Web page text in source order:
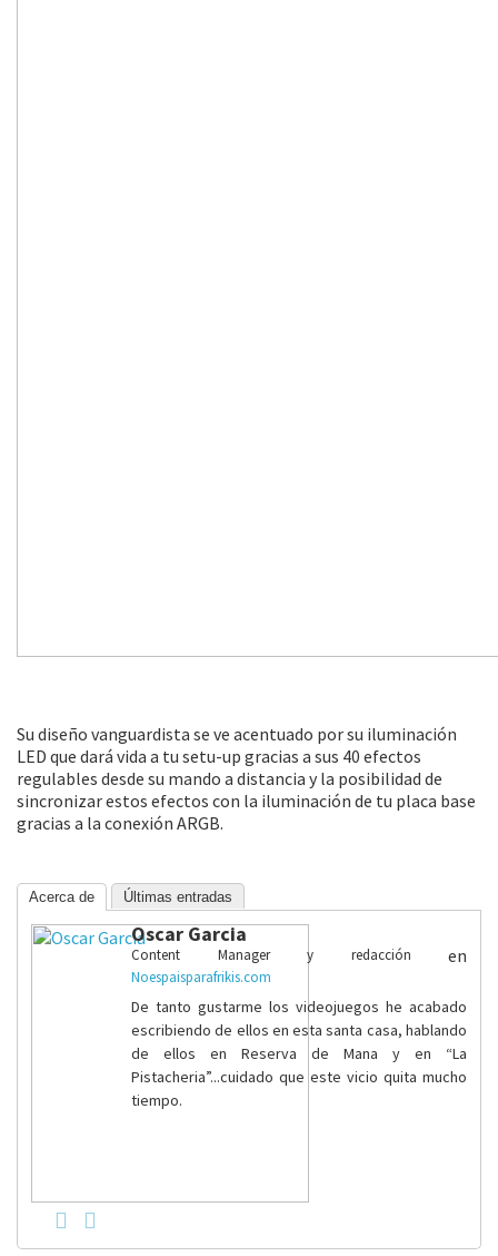
Su diseño vanguardista se ve acentuado por su iluminación
LED que dará vida a tu setu-up gracias a sus 40 efectos
regulables desde su mando a distancia y la posibilidad de
sincronizar estos efectos con la iluminación de tu placa base
gracias a la conexión ARGB.
Acerca de Últimas entradas
Oscar Garcia
Content Manager y redacción en
Noespaisparafrikis.com
De tanto gustarme los videojuegos he acabado
escribiendo de ellos en esta santa casa, hablando
de ellos en Reserva de Mana y en “La
Pistacheria”...cuidado que este vicio quita mucho
tiempo.